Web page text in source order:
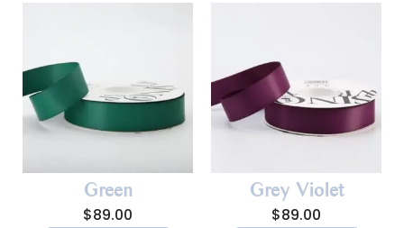
Green
$89.00
Grey Violet
$89.00